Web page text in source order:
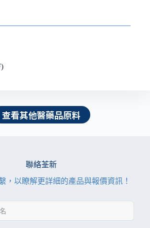
查看其他醫藥品原料
聯絡荃新
，以瞭解更詳細的產品與報價資訊！